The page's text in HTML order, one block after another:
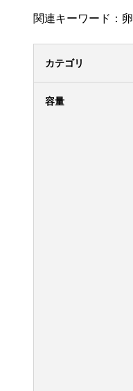
関連キーワード：
カテゴリ
容量